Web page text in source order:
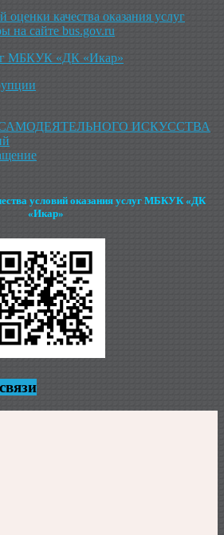
оценки качества оказания услуг
на сайте bus.gov.ru
МБКУК «ДК «Икар»
ИСКУССТВА
условий оказания услуг МБКУК «ДК
«Икар»